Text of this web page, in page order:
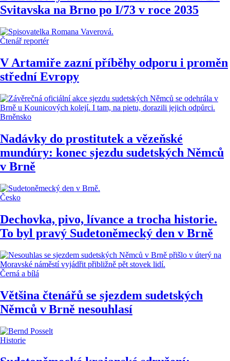
Svitavska na Brno po I/73 v roce 2035
Čtenář reportér
V Artamiře zazní příběhy odporu i proměn
střední Evropy
Brněnsko
Nadávky do prostitutek a vězeňské
mundúry: konec sjezdu sudetských Němců
v Brně
Česko
Dechovka, pivo, lívance a trocha historie.
To byl pravý Sudetoněmecký den v Brně
Černá a bílá
Většina čtenářů se sjezdem sudetských
Němců v Brně nesouhlasí
Historie